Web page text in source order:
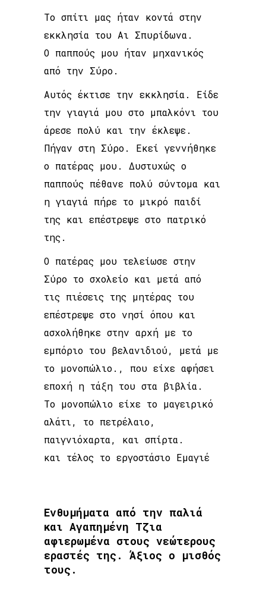
Το σπίτι μας ήταν κοντά στην
εκκλησία του Αι Σπυρίδωνα.
Ο παππούς μου ήταν μηχανικός
από την Σύρο.
Αυτός έκτισε την εκκλησία. Είδε
την γιαγιά μου στο μπαλκόνι του
άρεσε πολύ και την έκλεψε.
Πήγαν στη Σύρο. Εκεί γεννήθηκε
ο πατέρας μου. Δυστυχώς ο
παππούς πέθανε πολύ σύντομα και
η γιαγιά πήρε το μικρό παιδί
της και επέστρεψε στο πατρικό
της.
Ο πατέρας μου τελείωσε στην
Σύρο το σχολείο και μετά από
τις πιέσεις της μητέρας του
επέστρεψε στο νησί όπου και
ασχολήθηκε στην αρχή με το
εμπόριο του βελανιδιού, μετά με
το μονοπώλιο., που είχε αφήσει
εποχή η τάξη του στα βιβλία.
Το μονοπώλιο είχε το μαγειρικό
αλάτι, το πετρέλαιο,
παιγνιόχαρτα, και σπίρτα.
και τέλος το εργοστάσιο Εμαγιέ
Ενθυμήματα από την παλιά
και Αγαπημένη Τζια
αφιερωμένα στους νεώτερους
εραστές της. Άξιος ο μισθός
τους.